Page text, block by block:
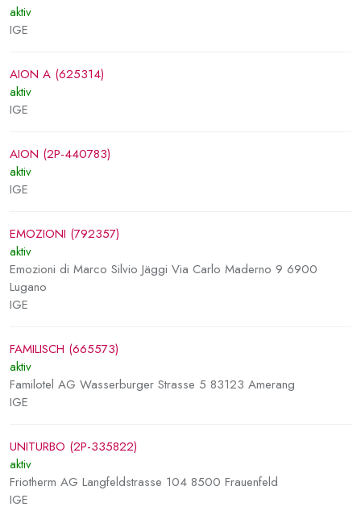
aktiv
IGE
AION A (625314)
aktiv
IGE
AION (2P-440783)
aktiv
IGE
EMOZIONI (792357)
aktiv
Emozioni di Marco Silvio Jäggi Via Carlo Maderno 9 6900
Lugano
IGE
FAMILISCH (665573)
aktiv
Familotel AG Wasserburger Strasse 5 83123 Amerang
IGE
UNITURBO (2P-335822)
aktiv
Friotherm AG Langfeldstrasse 104 8500 Frauenfeld
IGE